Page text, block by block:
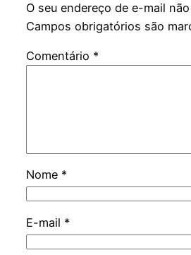
O seu endereço de e-mail
Campos obrigatórios são
Comentário *
Nome *
E-mail *